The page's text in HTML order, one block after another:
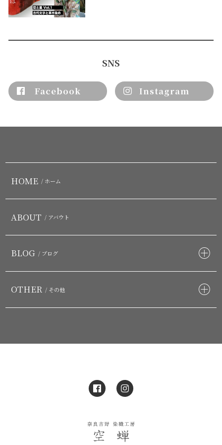
SNS
Facebook Instagram
HOME / ホーム
ABOUT / アバウト
BLOG / ブログ
OTHER / その他